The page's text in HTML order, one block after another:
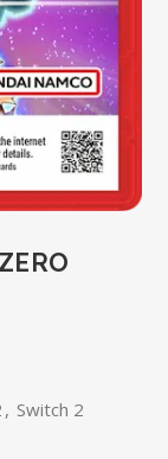
, Switch 2